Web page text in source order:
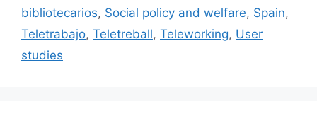
bibliotecarios, Social policy and welfare, Spain,
Teletrabajo, Teletreball, Teleworking, User
studies